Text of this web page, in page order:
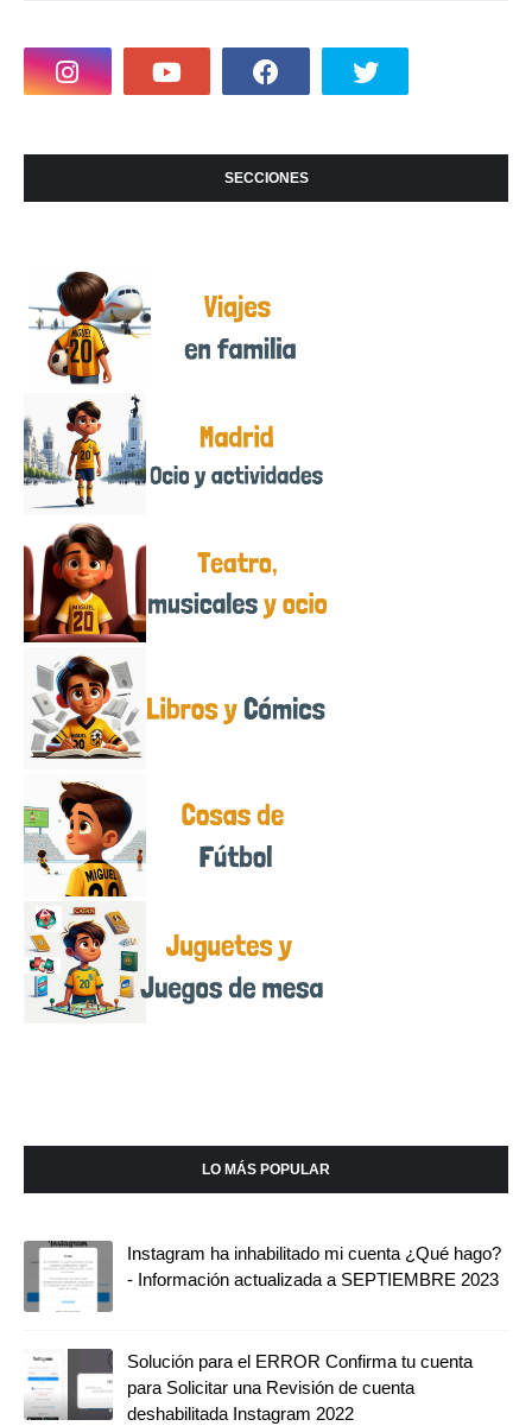
SECCIONES
LO MÁS POPULAR
Instagram ha inhabilitado mi cuenta ¿Qué hago?
- Información actualizada a SEPTIEMBRE 2023
Solución para el ERROR Confirma tu cuenta
para Solicitar una Revisión de cuenta
deshabilitada Instagram 2022